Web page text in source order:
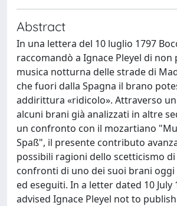
Abstract
In una lettera del 10 luglio 1797
raccomandò a Ignace Pleyel di non
musica notturna delle strade di
che fuori dalla Spagna il brano
addirittura «ridicolo». Attraverso
alcuni brani già analizzati in altre
un confronto con il mozartiano
Spaß", il presente contributo
possibili ragioni dello scetticismo
confronti di uno dei suoi brani
ed eseguiti. In a letter dated 10 July
advised Ignace Pleyel not to